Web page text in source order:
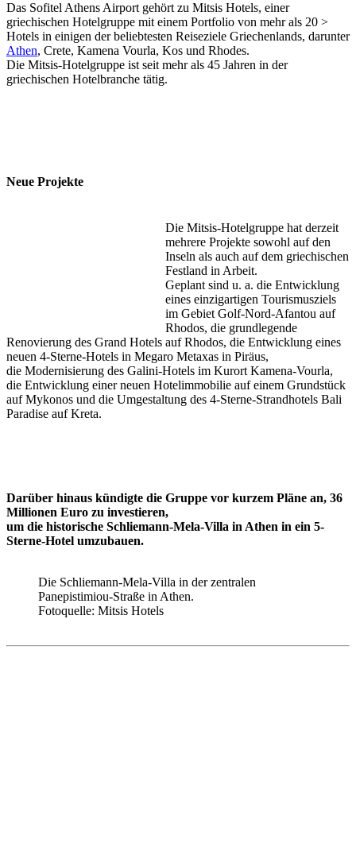
Das Sofitel Athens Airport gehört zu Mitsis Hotels, einer
griechischen Hotelgruppe mit einem Portfolio von mehr als 20 >
Hotels in einigen der beliebtesten Reiseziele Griechenlands, darunter
Athen, Crete, Kamena Vourla, Kos und Rhodes.
Die Mitsis-Hotelgruppe ist seit mehr als 45 Jahren in der
griechischen Hotelbranche tätig.
Neue Projekte
Die Mitsis-Hotelgruppe hat derzeit
mehrere Projekte sowohl auf den
Inseln als auch auf dem griechischen
Festland in Arbeit.
Geplant sind u. a. die Entwicklung
eines einzigartigen Tourismusziels
im Gebiet Golf-Nord-Afantou auf
Rhodos, die grundlegende
Renovierung des Grand Hotels auf Rhodos, die Entwicklung eines
neuen 4-Sterne-Hotels in Megaro Metaxas in Piräus,
die Modernisierung des Galini-Hotels im Kurort Kamena-Vourla,
die Entwicklung einer neuen Hotelimmobilie auf einem Grundstück
auf Mykonos und die Umgestaltung des 4-Sterne-Strandhotels Bali
Paradise auf Kreta.
Darüber hinaus kündigte die Gruppe vor kurzem Pläne an, 36
Millionen Euro zu investieren,
​​​​​​​um die historische Schliemann-Mela-Villa in Athen in ein 5-
Sterne-Hotel umzubauen.
Die Schliemann-Mela-Villa in der zentralen
Panepistimiou-Straße in Athen.
Fotoquelle: Mitsis Hotels